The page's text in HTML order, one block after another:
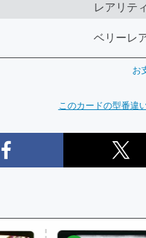
レアリティ
ベリーレ
お
このカードの型番違